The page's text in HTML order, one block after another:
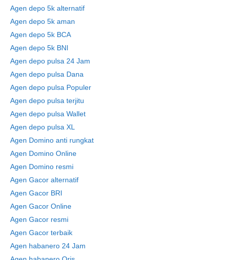
Agen depo 5k alternatif
Agen depo 5k aman
Agen depo 5k BCA
Agen depo 5k BNI
Agen depo pulsa 24 Jam
Agen depo pulsa Dana
Agen depo pulsa Populer
Agen depo pulsa terjitu
Agen depo pulsa Wallet
Agen depo pulsa XL
Agen Domino anti rungkat
Agen Domino Online
Agen Domino resmi
Agen Gacor alternatif
Agen Gacor BRI
Agen Gacor Online
Agen Gacor resmi
Agen Gacor terbaik
Agen habanero 24 Jam